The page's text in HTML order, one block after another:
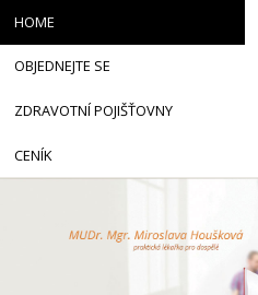
HOME
OBJEDNEJTE SE
ZDRAVOTNÍ POJIŠŤOVNY
CENÍK